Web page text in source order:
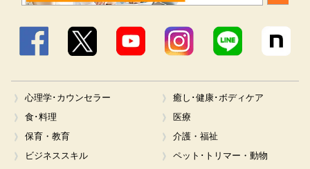
Facebook X YouTube Instagram LINE
心理学･カウンセラー
癒し･健康･ボディケア
食･料理
医療
保育・教育
介護・福祉
ビジネススキル
ペット･トリマー・動物